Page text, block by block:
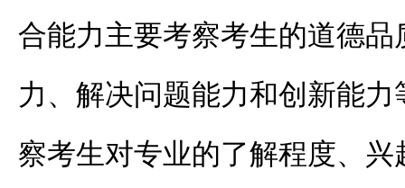
合能力主要考察考生的道德
力、解决问题能力和创新能
察考生对专业的了解程度、